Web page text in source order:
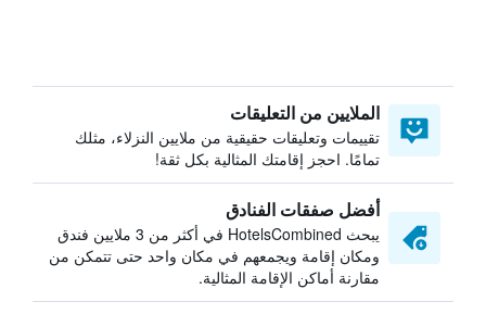
الملايين من التعليقات
تقييمات وتعليقات حقيقية من ملايين النزلاء، مثلك
تمامًا. احجز إقامتك المثالية بكل ثقة!
أفضل صفقات الفنادق
يبحث HotelsCombined في أكثر من 3 ملايين فندق
ومكان إقامة ويجمعهم في مكان واحد حتى تتمكن من
مقارنة أماكن الإقامة المثالية.